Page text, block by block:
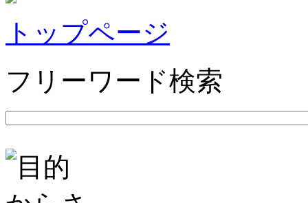
トップページ
フリーワード検索